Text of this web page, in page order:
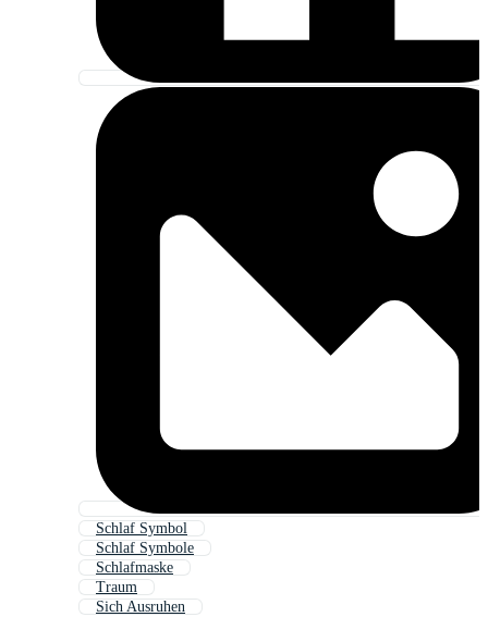
Schlaf Symbol
Schlaf Symbole
Schlafmaske
Traum
Sich Ausruhen